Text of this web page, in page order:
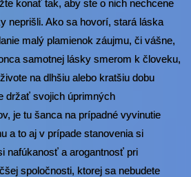
konať tak, aby ste o nich nechcene
neprišli. Ako sa hovorí, stará láska
malý plamienok záujmu, či vášne,
samotnej lásky smerom k človeku,
na dlhšiu alebo kratšiu dobu
držať svojich úprimných
je tu šanca na prípadné vyvinutie
a to aj v prípade stanovenia si
nafúkanosť a arogantnosť pri
spoločnosti, ktorej sa nebudete